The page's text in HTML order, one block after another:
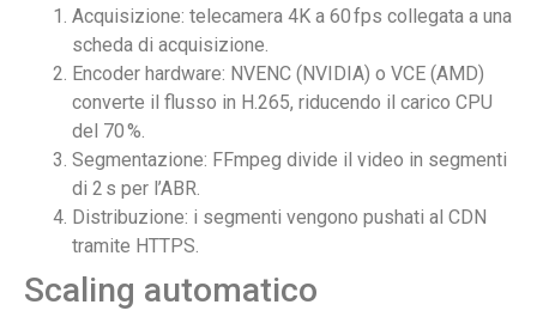
Acquisizione: telecamera 4K a 60 fps collegata a una
scheda di acquisizione.
Encoder hardware: NVENC (NVIDIA) o VCE (AMD)
converte il flusso in H.265, riducendo il carico CPU
del 70 %.
Segmentazione: FFmpeg divide il video in segmenti
di 2 s per l’ABR.
Distribuzione: i segmenti vengono pushati al CDN
tramite HTTPS.
Scaling automatico